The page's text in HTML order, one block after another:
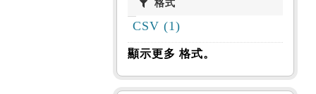
格式格式
CSV (1)
顯示更多 格式。